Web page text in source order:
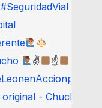
#SeguridadVial
✌
☝
- Chucho